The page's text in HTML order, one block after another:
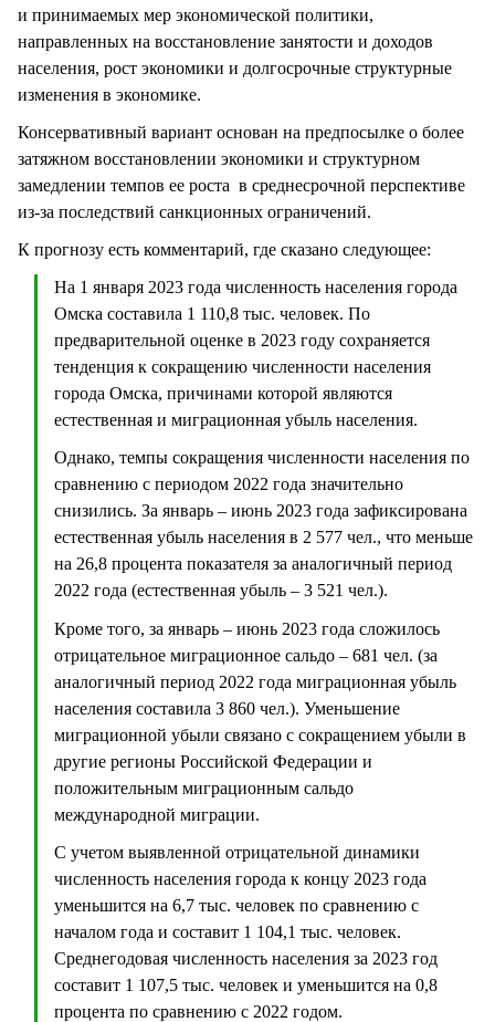
и принимаемых мер экономической политики,
направленных на восстановление занятости и доходов
населения, рост экономики и долгосрочные структурные
изменения в экономике.
Консервативный вариант основан на предпосылке о более
затяжном восстановлении экономики и структурном
замедлении темпов ее роста в среднесрочной перспективе
из-за последствий санкционных ограничений.
К прогнозу есть комментарий, где сказано следующее:
На 1 января 2023 года численность населения города
Омска составила 1 110,8 тыс. человек. По
предварительной оценке в 2023 году сохраняется
тенденция к сокращению численности населения
города Омска, причинами которой являются
естественная и миграционная убыль населения.
Однако, темпы сокращения численности населения по
сравнению с периодом 2022 года значительно
снизились. За январь – июнь 2023 года зафиксирована
естественная убыль населения в 2 577 чел., что меньше
на 26,8 процента показателя за аналогичный период
2022 года (естественная убыль – 3 521 чел.).
Кроме того, за январь – июнь 2023 года сложилось
отрицательное миграционное сальдо – 681 чел. (за
аналогичный период 2022 года миграционная убыль
населения составила 3 860 чел.). Уменьшение
миграционной убыли связано с сокращением убыли в
другие регионы Российской Федерации и
положительным миграционным сальдо
международной миграции.
С учетом выявленной отрицательной динамики
численность населения города к концу 2023 года
уменьшится на 6,7 тыс. человек по сравнению с
началом года и составит 1 104,1 тыс. человек.
Среднегодовая численность населения за 2023 год
составит 1 107,5 тыс. человек и уменьшится на 0,8
процента по сравнению с 2022 годом.